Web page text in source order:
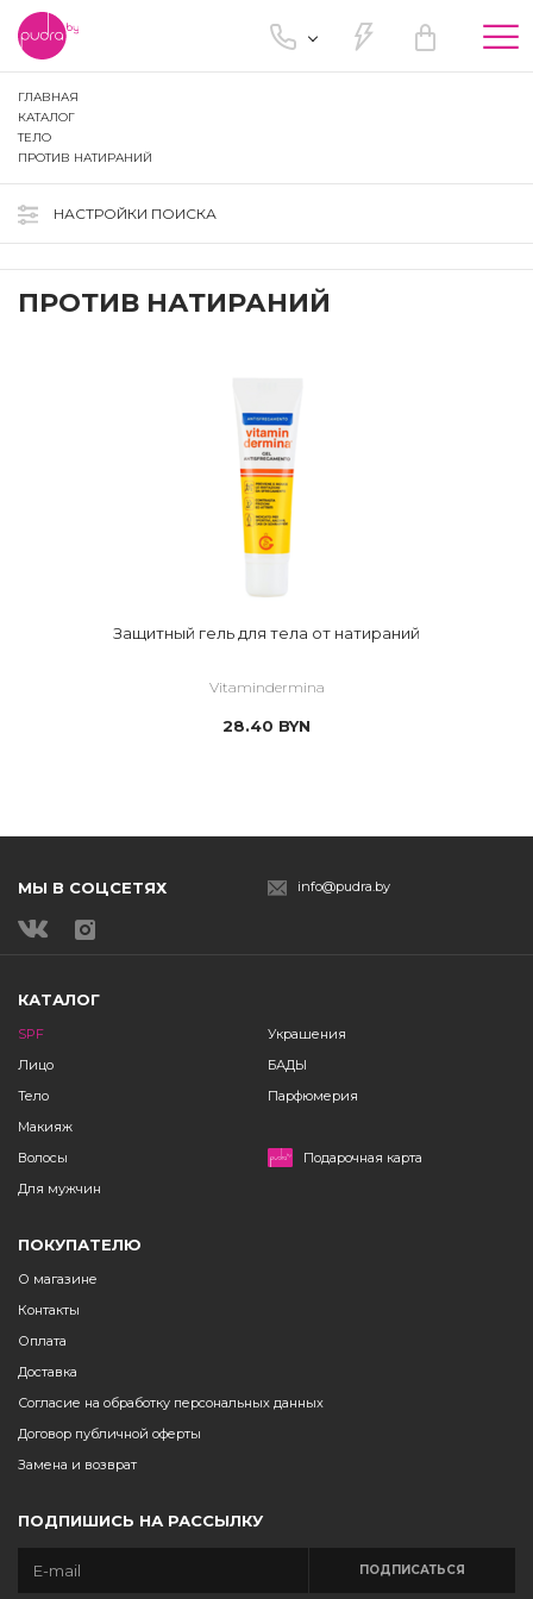
ГЛАВНАЯ
КАТАЛОГ
ТЕЛО
ПРОТИВ НАТИРАНИЙ
НАСТРОЙКИ ПОИСКА
ПРОТИВ НАТИРАНИЙ
Защитный гель для тела от натираний
Vitamindermina
28.40 BYN
МЫ В СОЦСЕТЯХ info@pudra.by
КАТАЛОГ
SPF
Лицо
Тело
Макияж
Волосы
Для мужчин
Украшения
БАДЫ
Парфюмерия
Подарочная карта
ПОКУПАТЕЛЮ
О магазине
Контакты
Оплата
Доставка
Согласие на обработку персональных данных
Договор публичной оферты
Замена и возврат
ПОДПИШИСЬ НА РАССЫЛКУ
ПОДПИСАТЬСЯ